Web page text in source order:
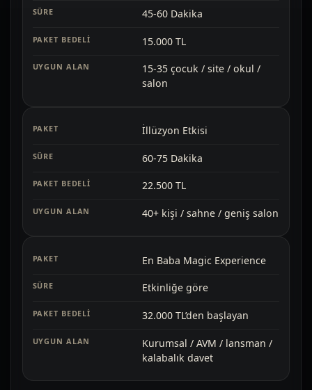
45-60 Dakika
15.000 TL
15-35 çocuk / site / okul /
salon
İllüzyon Etkisi
60-75 Dakika
22.500 TL
40+ kişi / sahne / geniş salon
En Baba Magic Experience
Etkinliğe göre
32.000 TL’den başlayan
Kurumsal / AVM / lansman /
kalabalık davet